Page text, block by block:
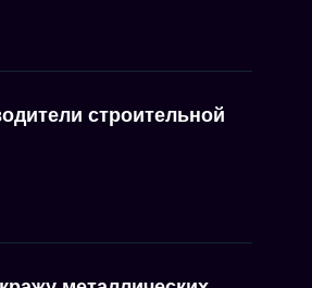
строительной